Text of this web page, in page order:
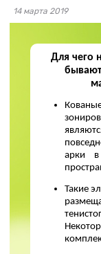
14 марта 2019
Для чего
арки в
Такие